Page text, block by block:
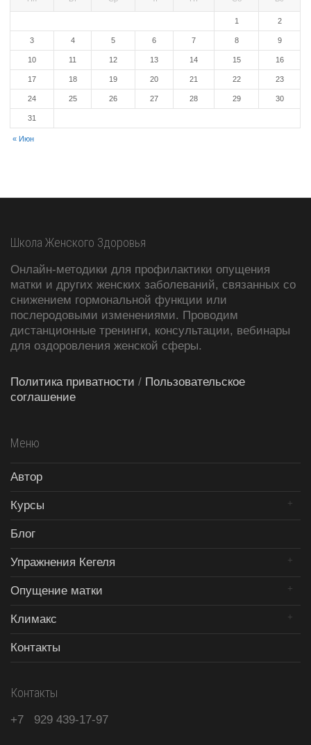
« Июн
1 2
3 4 5 6 7 8 9
10 11 12 13 14 15 16
17 18 19 20 21 22 23
24 25 26 27 28 29 30
31
Школа Женского Здоровья
Онлайн-методики для профилактики опущения
матки и других женских заболеваний, связанных со
снижением гормональной функции или
послеродовыми изменениями. Проводим
дистанционные тренинги, консультации, вебинары
для оздоровления женской сферы.
Политика приватности / Пользовательское
соглашение
Меню
Автор
Курсы
Блог
Упражнения Кегеля
Опущение матки
Климакс
Контакты
Контакты
+7 929 439-17-97